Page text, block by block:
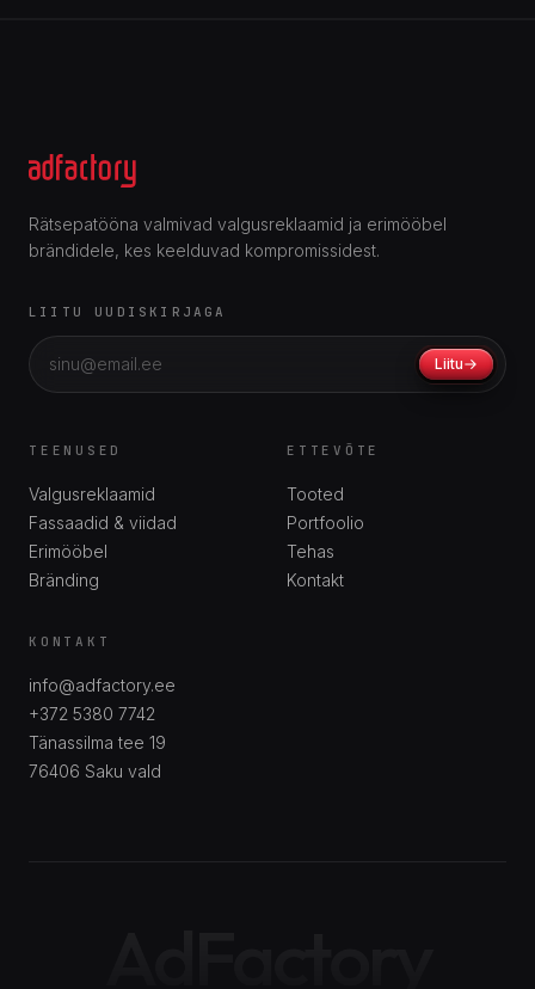
Rätsepatööna valmivad valgusreklaamid ja erimööbel
brändidele, kes keelduvad kompromissidest.
LIITU UUDISKIRJAGA
Liitu
TEENUSED
Valgusreklaamid
Fassaadid & viidad
Erimööbel
Bränding
ETTEVÕTE
Tooted
Portfoolio
Tehas
Kontakt
KONTAKT
info@adfactory.ee
+372 5380 7742
Tänassilma tee 19
76406 Saku vald